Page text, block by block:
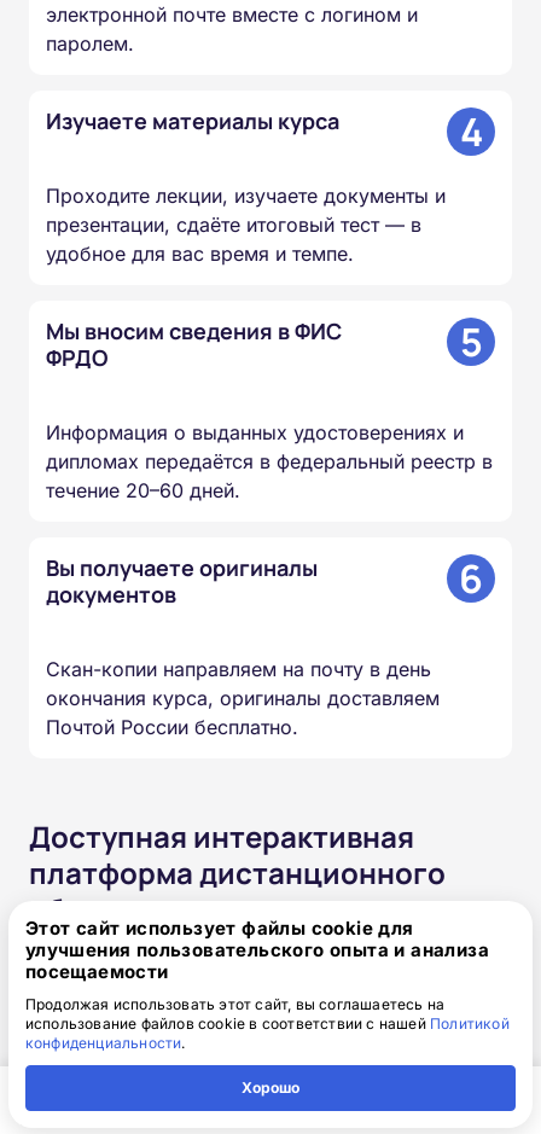
электронной почте вместе с логином и
паролем.
Изучаете материалы курса 4
Проходите лекции, изучаете документы и
презентации, сдаёте итоговый тест — в
удобное для вас время и темпе.
Мы вносим сведения в ФИС
ФРДО
5
Информация о выданных удостоверениях и
дипломах передаётся в федеральный реестр в
течение 20–60 дней.
Вы получаете оригиналы
документов
6
Скан-копии направляем на почту в день
окончания курса, оригиналы доставляем
Почтой России бесплатно.
Доступная интерактивная
платформа дистанционного
обучения
Онлайн-формат позволяет вам проходить
обучение в любое время в любом месте и с
любого устройства. Организуйте свой учебный
процесс так, как удобно именно вам.
Этот сайт использует файлы cookie для
улучшения пользовательского опыта и анализа
посещаемости
Продолжая использовать этот сайт, вы соглашаетесь на
использование файлов cookie в соответствии с нашей Политикой
конфиденциальности.
Хорошо